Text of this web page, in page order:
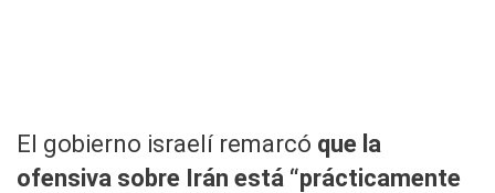
Israel bombardeó el reactor Arak
El gobierno israelí remarcó que la
ofensiva sobre Irán está “prácticamente